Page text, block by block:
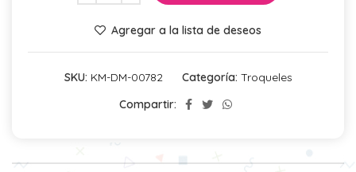
Agregar a la lista de deseos
SKU: KM-DM-00782 Categoría: Troqueles
Compartir: